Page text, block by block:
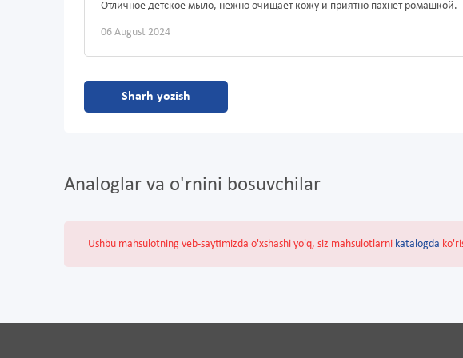
Отличное детское мыло, нежно очищает кожу и приятно пахнет ромашкой.
06 August 2024
Sharh yozish
Analoglar va o'rnini bosuvchilar
Ushbu mahsulotning veb-saytimizda o'xshashi yo'q, siz mahsulotlarni katalogda